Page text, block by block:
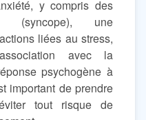
y compris des
(syncope), une
liées au stress,
avec la
psychogène à
important de prendre
tout risque de